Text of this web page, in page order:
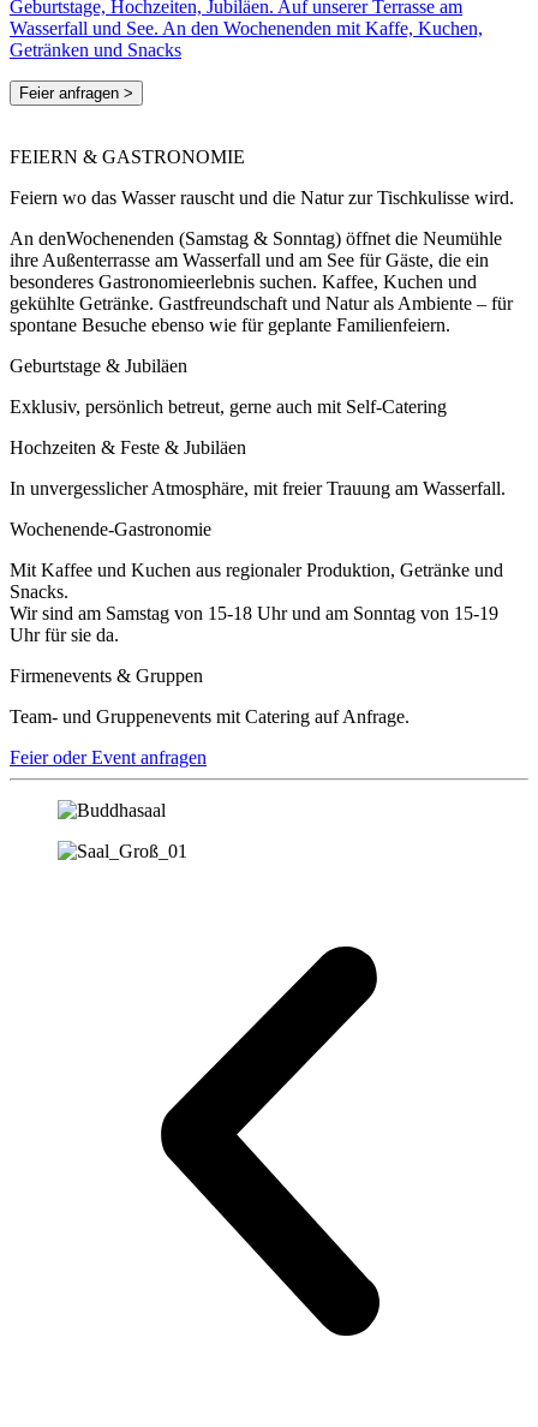
Geburtstage, Hochzeiten, Jubiläen. Auf unserer Terrasse am
Wasserfall und See. An den Wochenenden mit Kaffe, Kuchen,
Getränken und Snacks
Feier anfragen >
FEIERN & GASTRONOMIE
Feiern wo das Wasser rauscht und die Natur zur Tischkulisse wird.
An denWochenenden (Samstag & Sonntag) öffnet die Neumühle
ihre Außenterrasse am Wasserfall und am See für Gäste, die ein
besonderes Gastronomieerlebnis suchen. Kaffee, Kuchen und
gekühlte Getränke. Gastfreundschaft und Natur als Ambiente – für
spontane Besuche ebenso wie für geplante Familienfeiern.
Geburtstage & Jubiläen
Exklusiv, persönlich betreut, gerne auch mit Self-Catering
Hochzeiten & Feste & Jubiläen
In unvergesslicher Atmosphäre, mit freier Trauung am Wasserfall.
Wochenende-Gastronomie
Mit Kaffee und Kuchen aus regionaler Produktion, Getränke und
Snacks.
Wir sind am Samstag von 15-18 Uhr und am Sonntag von 15-19
Uhr für sie da.
Firmenevents & Gruppen
Team- und Gruppenevents mit Catering auf Anfrage.
Feier oder Event anfragen